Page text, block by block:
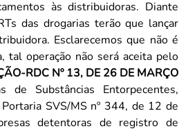
às distribuidoras. Diante
das drogarias terão que lançar
que não é
tal operação não será aceita pelo
RDC Nº 13, DE 26 DE MARÇO
Substâncias Entorpecentes,
SVS/MS nº 344, de 12 de